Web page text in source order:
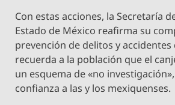
Con estas acciones, la Secretaría
Estado de México reafirma su
prevención de delitos y accidentes
recuerda a la población que el
un esquema de «no
confianza a las y los mexiquenses.